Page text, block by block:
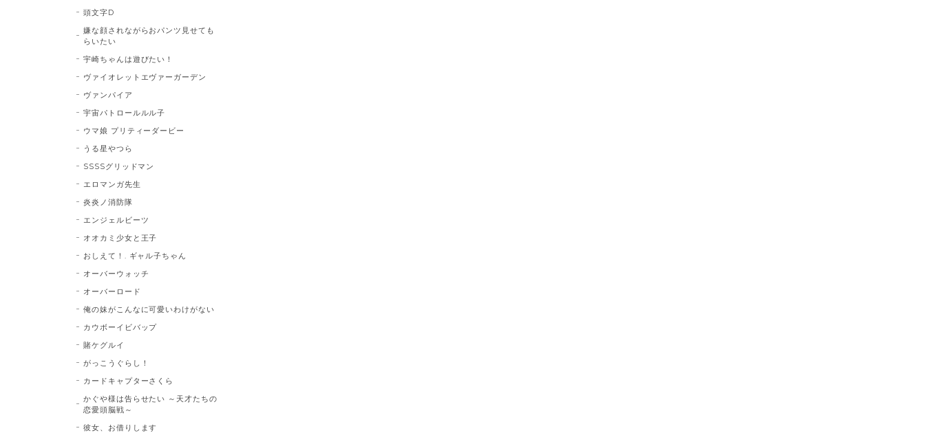
頭文字D
嫌な顔されながらおパンツ見せても
らいたい
宇崎ちゃんは遊びたい！
ヴァイオレットエヴァーガーデン
ヴァンパイア
宇宙パトロールルル子
ウマ娘 プリティーダービー
うる星やつら
SSSSグリッドマン
エロマンガ先生
炎炎ノ消防隊
エンジェルビーツ
オオカミ少女と王子
おしえて！. ギャル子ちゃん
オーバーウォッチ
オーバーロード
俺の妹がこんなに可愛いわけがない
カウボーイビバップ
賭ケグルイ
がっこうぐらし！
カードキャプターさくら
かぐや様は告らせたい ～天才たちの
恋愛頭脳戦～
彼女、お借りします